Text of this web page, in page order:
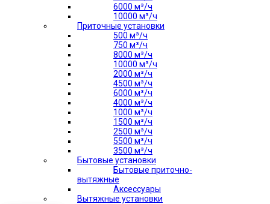
6000 м³/ч
10000 м³/ч
Приточные установки
500 м³/ч
750 м³/ч
8000 м³/ч
10000 м³/ч
2000 м³/ч
4500 м³/ч
6000 м³/ч
4000 м³/ч
1000 м³/ч
1500 м³/ч
2500 м³/ч
5500 м³/ч
3500 м³/ч
Бытовые установки
Бытовые приточно-
вытяжные
Аксессуары
Вытяжные установки